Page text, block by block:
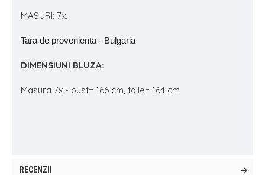
MASURI: 7x.
Tara de provenienta - Bulgaria
DIMENSIUNI BLUZA:
Masura 7x - bust= 166 cm, talie= 164 cm
RECENZII